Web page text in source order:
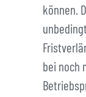
können.
bei noch